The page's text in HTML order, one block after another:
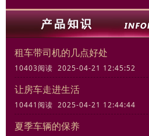
租车带司机的几点好处
10403阅读 2025-04-21 12:45:52
让房车走进生活
10441阅读 2025-04-21 12:44:44
夏季车辆的保养